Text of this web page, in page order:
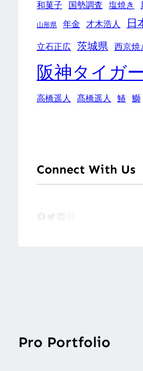
和菓子 国勢調査 塩焼き
山形県 年金 才木浩人 日
立石正広 茨城県 西京焼
阪神タイガ
高橋遥人 髙橋遥人 鰆 鰤
Connect With Us
Pro Portfolio